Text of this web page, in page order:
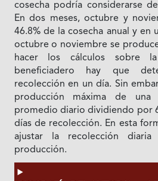
cosecha podría considerarse
En dos meses, octubre y
46.8% de la cosecha anual y en
octubre o noviembre se
hacer los cálculos sobre
beneficiadero hay que
recolección en un día. Sin
producción máxima de
promedio diario dividiendo por
días de recolección. En esta
ajustar la recolección
producción.